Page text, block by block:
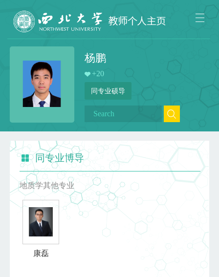
杨鹏
+20
同专业硕导
同专业博导
地质学其他专业
康磊